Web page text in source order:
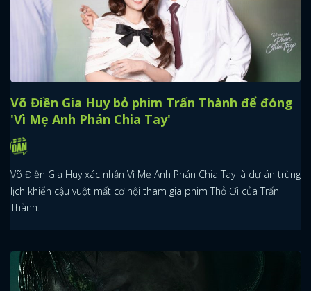
Võ Điền Gia Huy bỏ phim Trấn Thành để đóng
'Vì Mẹ Anh Phán Chia Tay'
Võ Điền Gia Huy xác nhận Vì Mẹ Anh Phán Chia Tay là dự án trùng
lịch khiến cậu vuột mất cơ hội tham gia phim Thỏ Ơi của Trấn
Thành.